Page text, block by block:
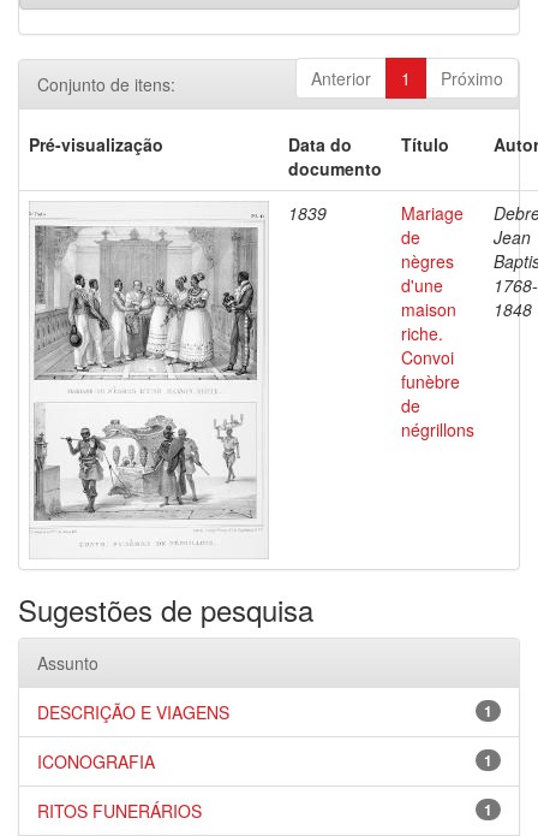
Anterior 1 Próximo
Conjunto de itens:
Pré-visualização
Data do
documento
Título
1839
Mariage
de
nègres
d'une
maison
riche.
Convoi
funèbre
de
négrillons
Jean
1768-
1848
Sugestões de pesquisa
Assunto
1
DESCRIÇÃO E VIAGENS
1
ICONOGRAFIA
1
RITOS FUNERÁRIOS